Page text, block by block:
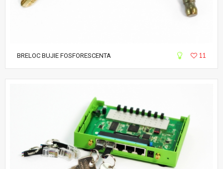
BRELOC BUJIE FOSFORESCENTA 11